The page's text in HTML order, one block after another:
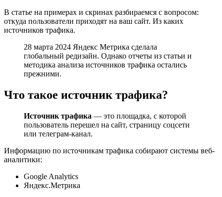
В статье на примерах и скринах разбираемся с вопросом:
откуда пользователи приходят на ваш сайт. Из каких
источников трафика.
28 марта 2024 Яндекс Метрика сделала
глобальный редизайн. Однако отчеты из статьи и
методика анализа источников трафика остались
прежними.
Что такое источник трафика?
Источник трафика — это площадка, с которой
пользователь перешел на сайт, страницу соцсети
или телеграм-канал.
Информацию по источникам трафика собирают системы веб-
аналитики:
Google Analytics
Яндекс.Метрика